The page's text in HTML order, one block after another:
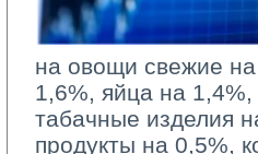
на овощи свежие
1,6%, яйца на
табачные изделия
продукты на 0,5%,